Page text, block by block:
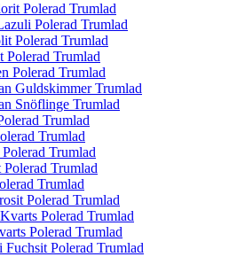
Polerad Trumlad
Polerad Trumlad
Polerad Trumlad
Polerad Trumlad
Polerad Trumlad
Guldskimmer Trumlad
Snöflinge Trumlad
Trumlad
Trumlad
Trumlad
Polerad Trumlad
Trumlad
Polerad Trumlad
Polerad Trumlad
Polerad Trumlad
Fuchsit Polerad Trumlad